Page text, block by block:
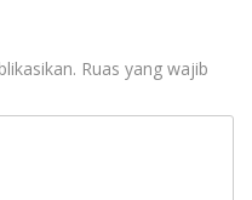
Ruas yang wajib